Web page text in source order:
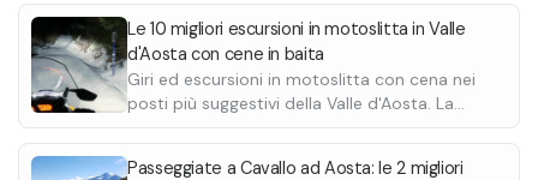
Le 10 migliori escursioni in motoslitta in Valle
d'Aosta con cene in baita
Giri ed escursioni in motoslitta con cena nei
posti più suggestivi della Valle d'Aosta. La
Thuile, Courmayeur, Cervinia e Champoluc.
Scopri le migliori discese.
Passeggiate a Cavallo ad Aosta: le 2 migliori